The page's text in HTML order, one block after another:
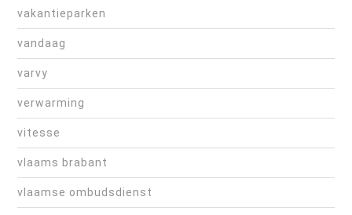
vakantieparken
vandaag
varvy
verwarming
vitesse
vlaams brabant
vlaamse ombudsdienst